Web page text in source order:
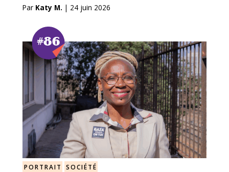
Par Katy M. | 24 juin 2026
#86
PORTRAIT SOCIÉTÉ